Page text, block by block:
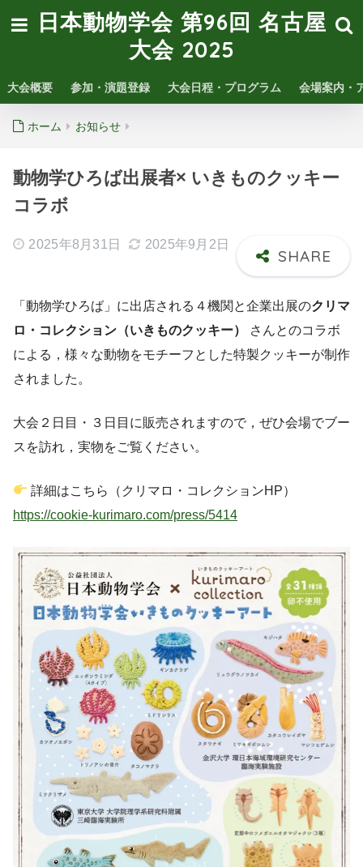
日本動物学会 第96回 名古屋
大会 2025
大会概要 参加・演題登録 大会日程・プログラム 会場案内・
ホーム お知らせ
動物学ひろば出展者× いきものクッキー
コラボ
2025年8月31日 2025年9月2日
「動物学ひろば」に出店される４機関と企業出展のクリマ
ロ・コレクション（いきものクッキー）
さんとのコラボ
による，様々な動物をモチーフとした特製クッキーが制作
されました。
大会２日目・３日目に販売されますので，ぜひ会場でブー
スを訪れ，実物をご覧ください。
詳細はこちら（クリマロ・コレクションHP）
https://cookie-kurimaro.com/press/5414